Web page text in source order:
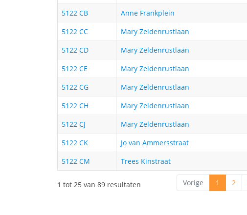
5122 CB
Anne Frankplein
5122 CC
Mary Zeldenrustlaan
5122 CD
Mary Zeldenrustlaan
5122 CE
Mary Zeldenrustlaan
5122 CG
Mary Zeldenrustlaan
5122 CH
Mary Zeldenrustlaan
5122 CJ
Mary Zeldenrustlaan
5122 CK
Jo van Ammersstraat
5122 CM
Trees Kinstraat
1 tot 25 van 89 resultaten Vorige 1 2